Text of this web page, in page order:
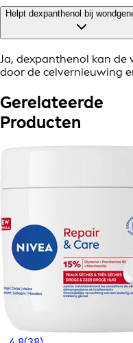
Helpt dexpanthenol bij
Ja, dexpanthenol kan
door de celvernieuwing
Gerelateerde
Producten